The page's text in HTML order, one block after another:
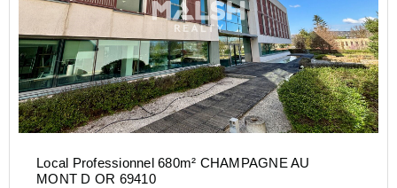
Local Professionnel 680m² CHAMPAGNE AU
MONT D OR 69410